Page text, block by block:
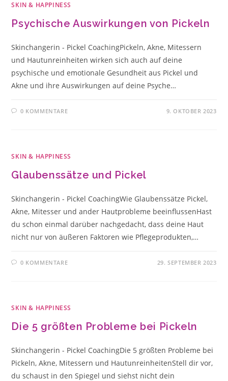
SKIN & HAPPINESS
Psychische Auswirkungen von Pickeln
Skinchangerin - Pickel CoachingPickeln, Akne, Mitessern
und Hautunreinheiten wirken sich auch auf deine
psychische und emotionale Gesundheit aus Pickel und
Akne und ihre Auswirkungen auf deine Psyche…
0 KOMMENTARE 9. OKTOBER 2023
SKIN & HAPPINESS
Glaubenssätze und Pickel
Skinchangerin - Pickel CoachingWie Glaubenssätze Pickel,
Akne, Mitesser und ander Hautprobleme beeinflussenHast
du schon einmal darüber nachgedacht, dass deine Haut
nicht nur von äußeren Faktoren wie Pflegeprodukten,…
0 KOMMENTARE 29. SEPTEMBER 2023
SKIN & HAPPINESS
Die 5 größten Probleme bei Pickeln
Skinchangerin - Pickel CoachingDie 5 größten Probleme bei
Pickeln, Akne, Mitessern und HautunreinheitenStell dir vor,
du schaust in den Spiegel und siehst nicht dein